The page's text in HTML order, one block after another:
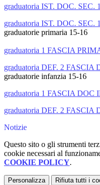
graduatoria IST. DOC.
graduatoria IST. DOC.
graduatorie primaria 15-16
graduatoria 1 FASCIA
graduatoria DEF. 2 FASCIA
graduatorie infanzia 15-16
graduatoria 1 FASCIA DOC
graduatoria DEF. 2 FASCIA
Notizie
Questo sito o gli strumenti
cookie necessari al
COOKIE POLICY.
Personalizza Rifiuta tutti i